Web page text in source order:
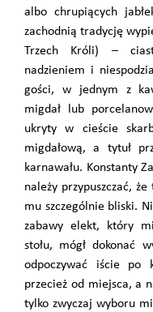
albo chrupiących
zachodnią tradycję
Trzech Króli) –
nadzieniem i
gości, w jednym z
migdał lub
ukryty w cieście
migdałową, a tytuł
karnawału. Konstanty
należy przypuszczać,
mu szczególnie bliski.
zabawy elekt, który
stołu, mógł dokonać
odpoczywać iście po
przecież od miejsca, a
tylko zwyczaj wyboru